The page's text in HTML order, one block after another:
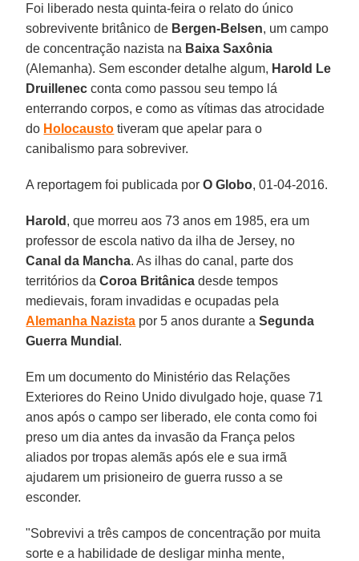
Foi liberado nesta quinta-feira o relato do único
sobrevivente britânico de Bergen-Belsen, um campo
de concentração nazista na Baixa Saxônia
(Alemanha). Sem esconder detalhe algum, Harold Le
Druillenec conta como passou seu tempo lá
enterrando corpos, e como as vítimas das atrocidade
do Holocausto tiveram que apelar para o
canibalismo para sobreviver.
A reportagem foi publicada porO Globo, 01-04-2016.
Harold , que morreu aos 73 anos em 1985, era um
professor de escola nativo da ilha de Jersey, no
Canal da Mancha. As ilhas do canal, parte dos
territórios daCoroa Britânica desde tempos
medievais, foram invadidas e ocupadas pela
Alemanha Nazista por 5 anos durante aSegunda
Guerra Mundial .
Em um documento do Ministério das Relações
Exteriores do Reino Unido divulgado hoje, quase 71
anos após o campo ser liberado, ele conta como foi
preso um dia antes da invasão da França pelos
aliados por tropas alemãs após ele e sua irmã
ajudarem um prisioneiro de guerra russo a se
esconder.
"Sobrevivi a três campos de concentração por muita
sorte e a habilidade de desligar minha mente,